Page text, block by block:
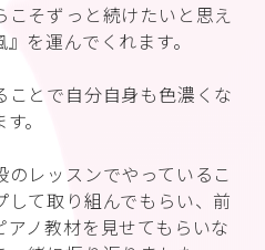
そずっと続けたいと思え
を運んでくれます。
とで自分自身も色濃くな
。
レッスンでやっているこ
て取り組んでもらい、前
ノ教材を見せてもらいな